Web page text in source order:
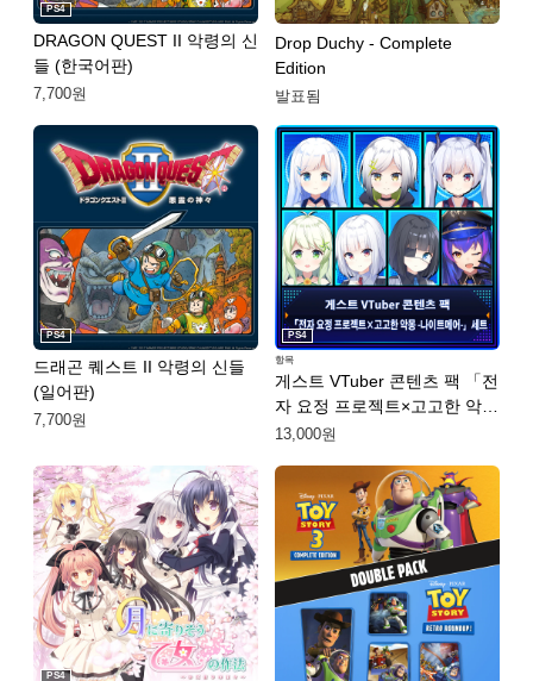
DRAGON QUEST II 악령의 신
들 (한국어판)
PS4
7,700원
Drop Duchy - Complete
Edition
발표됨
드래곤 퀘스트 II 악령의 신들
(일어판)
PS4
7,700원
게스트 VTuber 콘텐츠 팩 「전
자 요정 프로젝트×고고한 악몽
-나이트메어-」 세트 (한국어
PS4
항목
13,000원
PS4